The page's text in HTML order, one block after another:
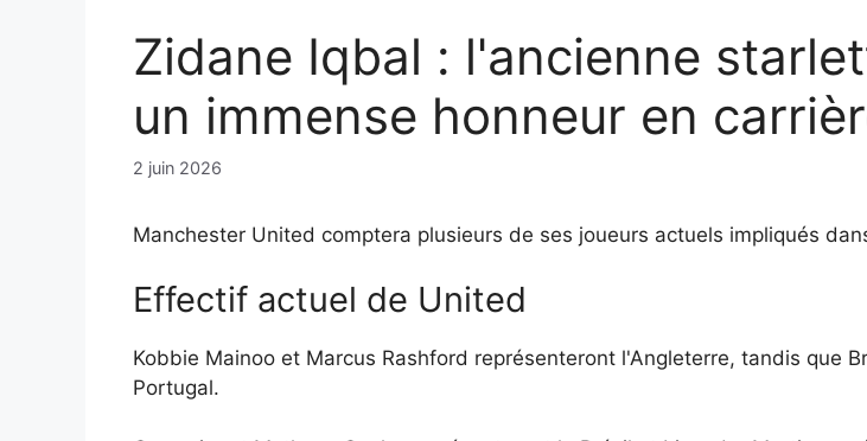
Zidane Iqbal : l'ancienne
un immense honneur en
2 juin 2026
Manchester United comptera plusieurs de ses joueurs actuels impliqués
Effectif actuel de United
Kobbie Mainoo et Marcus Rashford représenteront l'Angleterre, tandis que
Portugal.